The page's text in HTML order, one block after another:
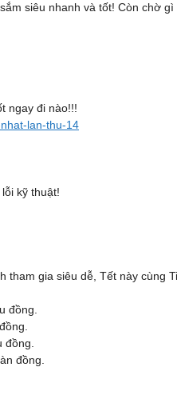
siêu nhanh và tốt! Còn chờ
ngay đi nào!!!
lan-thu-14
kỹ thuật!
gia siêu dễ, Tết này cùng
đồng.
đồng.